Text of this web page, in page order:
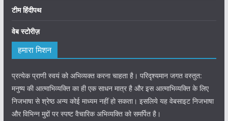
टीम हिंदीपथ
वेब स्टोरीज़
हमारा मिशन
प्रत्येक प्राणी स्वयं को अभिव्यक्त करना चाहता है। परिदृश्यमान जगत वस्तुत:
मनुष्य की आत्माभिव्यक्ति का ही एक साधन मात्र है और इस आत्माभिव्यक्ति के लिए
निजभाषा से श्रेष्ठ अन्य कोई माध्यम नहीं हो सकता। इसलिये यह वेबसाइट निजभाषा
और विभिन्न मुद्दों पर स्पष्ट वैचारिक अभिव्यक्ति को समर्पित है।